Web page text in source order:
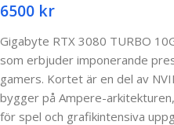
6500 kr
Gigabyte RTX 3080 TURBO
som erbjuder imponerande
gamers. Kortet är en del av
bygger på Ampere-
för spel och grafikintensiva